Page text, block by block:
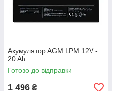
Акумулятор AGM LPM 12V -
20 Ah
Готово до відправки
1 496 ₴